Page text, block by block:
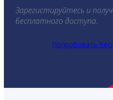
Зарегистируйтесь и
бесплатного доступа.
Попробовать